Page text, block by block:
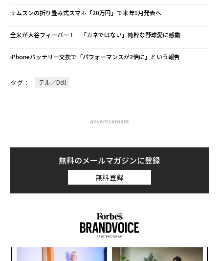
サムスンの折り畳み式スマホ「20万円」で来年1月発表へ
全米が大谷フィーバー！ 「カネではない」純粋な野球愛に感動
iPhoneバッテリー交換で「パフォーマンスが2倍に」という報告
タグ： デル／Dell
advertisement
無料のメールマガジンに登録
無料登録